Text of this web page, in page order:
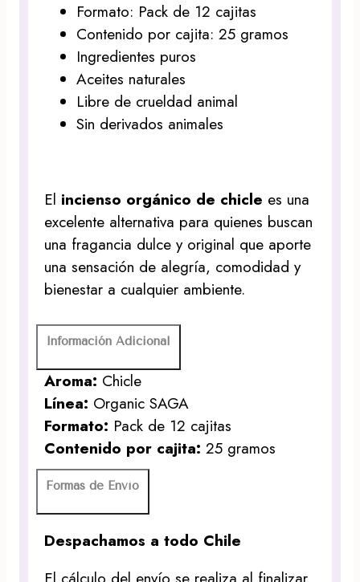
Formato: Pack de 12 cajitas
Contenido por cajita: 25 gramos
Ingredientes puros
Aceites naturales
Libre de crueldad animal
Sin derivados animales
El incienso orgánico de chicle es una
excelente alternativa para quienes buscan
una fragancia dulce y original que aporte
una sensación de alegría, comodidad y
bienestar a cualquier ambiente.
Información Adicional
Aroma: Chicle
Línea: Organic SAGA
Formato: Pack de 12 cajitas
Contenido por cajita: 25 gramos
Formas de Envío
Despachamos a todo Chile